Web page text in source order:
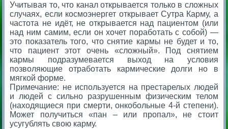
Учитывая то, что канал открывается только в сложных
случаях, если космоэнергет открывает Сутра Карму, а
частота не идёт, не открывается над пациентом (или
над ним самим, если он хочет поработать с собой) —
это показатель того, что снятие кармы не будет и то,
что пациент этот очень «сложный». Под снятием
кармы подразумевается выход на условия
позволяющие отработать кармические долги но в
мягкой форме.
Примечание: не используется на престарелых людей
и людей с сильно разрушенным физическим телом
(находящиеся при смерти, онкобольные 4-й степени).
Может получиться «пан – или пропал», не стоит
усугублять свою карму.